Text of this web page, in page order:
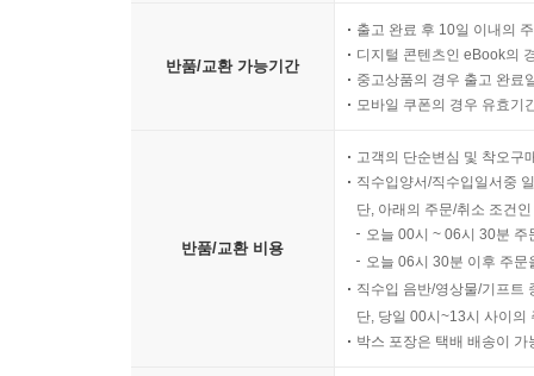
반품/교환 가능기간
출고 완료 후 10일 이내의
디지털 콘텐츠인 eBook의
중고상품의 경우 출고 완료
모바일 쿠폰의 경우 유효기
반품/교환 비용
고객의 단순변심 및 착오구
직수입양서/직수입일서중
단, 아래의 주문/취소 조건
오늘 00시 ~ 06시 30분
오늘 06시 30분 이후 주
직수입 음반/영상물/기프트
단, 당일 00시~13시 사이의
박스 포장은 택배 배송이